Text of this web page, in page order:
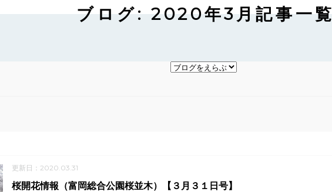
ブログ: 2020年3月記事一覧
更新日：2020.03.31
桜開花情報（富岡総合公園桜並木）【３月３１日号】